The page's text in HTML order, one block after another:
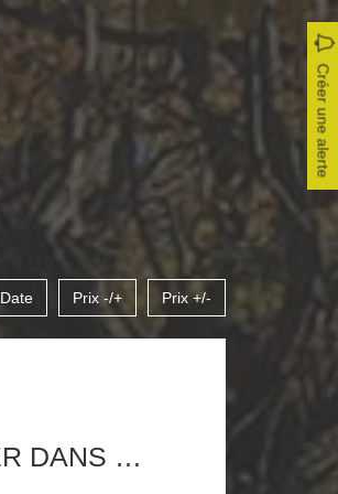
Créer une alerte
Date Prix -/+ Prix +/-
PROPRIÉTÉ À REPENSER DANS UN PARC DE 7600M2 AVEC VUE MAGNIFIQUE